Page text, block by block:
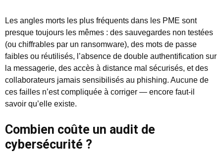
Les angles morts les plus fréquents dans les PME sont
presque toujours les mêmes : des sauvegardes non testées
(ou chiffrables par un ransomware), des mots de passe
faibles ou réutilisés, l’absence de double authentification sur
la messagerie, des accès à distance mal sécurisés, et des
collaborateurs jamais sensibilisés au phishing. Aucune de
ces failles n’est compliquée à corriger — encore faut-il
savoir qu’elle existe.
Combien coûte un audit de
cybersécurité ?